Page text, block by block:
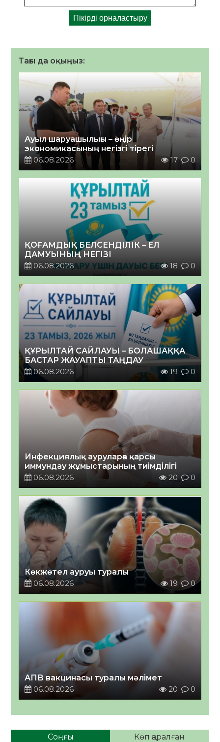
Тағы да оқыңыз:
Ауыл шаруашылығы – өңір
экономикасының негізгі тірегі
06.08.2026
17 0
ҚОҒАМДЫҚ БЕЛСЕНДІЛІК – ЕЛ
ДАМУЫНЫҢ НЕГІЗІ
06.08.2026
18 0
ҚҰРЫЛТАЙ САЙЛАУЫ – БОЛАШАҚҚА
БАСТАР ЖАУАПТЫ ТАҢДАУ
06.08.2026
19 0
Инфекциялық ауруларға қарсы
иммундау жұмыстарының тиімділігі
06.08.2026
20 0
Көкжөтел ауруы туралы
06.08.2026
19 0
АПВ вакцинасы туралы мәлімет
06.08.2026
20 0
Соңғы Көп қаралған